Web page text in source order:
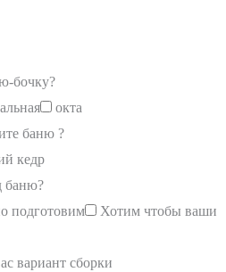
бочку?
окта
баню ?
кедр
баню?
подготовим
Хотим чтобы ваши
вариант сборки